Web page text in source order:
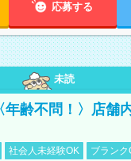
応募する
未読
年齢不問！〉店舗
社会人未経験OK
ブランク